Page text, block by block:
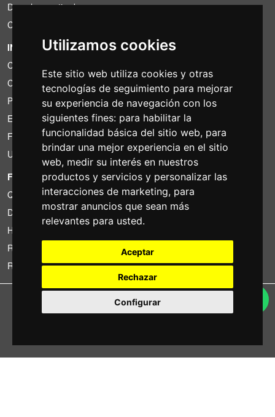
Utilizamos cookies
Este sitio web utiliza cookies y otras
tecnologías de seguimiento para mejorar
su experiencia de navegación con los
siguientes fines: para habilitar la
funcionalidad básica del sitio web, para
brindar una mejor experiencia en el sitio
web, medir su interés en nuestros
productos y servicios y personalizar las
interacciones de marketing, para
mostrar anuncios que sean más
relevantes para usted.
Aceptar
Rechazar
Configurar
Derecho a retirada
Condiciones de IVA
INFORMACIÓN
Condiciones de alquiler
Cotizaciones
Paquetes de ahorro
Encontrado por menos?
Financiacion
Uso
FOTOCOLOMBO.IT
Quienes somos
Donde estamos
Horario de la tienda
Resenas sobre Trovaprezzi
Resenas sobre Google
Copyright © Fotocolombo Srl - Viale Verdi 95 - 23807 Merate (LC) - P. Iva
03298370135 - SDI: M5UXCR1